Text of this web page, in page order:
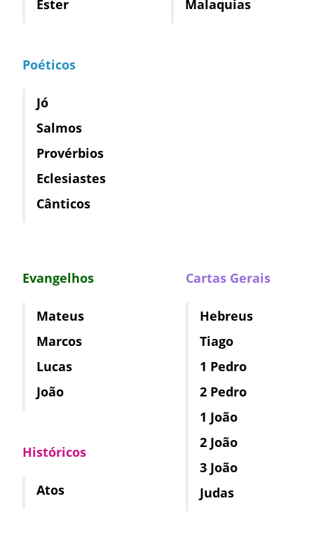
Ester
Poéticos
Jó
Salmos
Provérbios
Eclesiastes
Cânticos
Malaquias
Evangelhos
Mateus
Marcos
Lucas
João
Históricos
Atos
Cartas Gerais
Hebreus
Tiago
1 Pedro
2 Pedro
1 João
2 João
3 João
Judas